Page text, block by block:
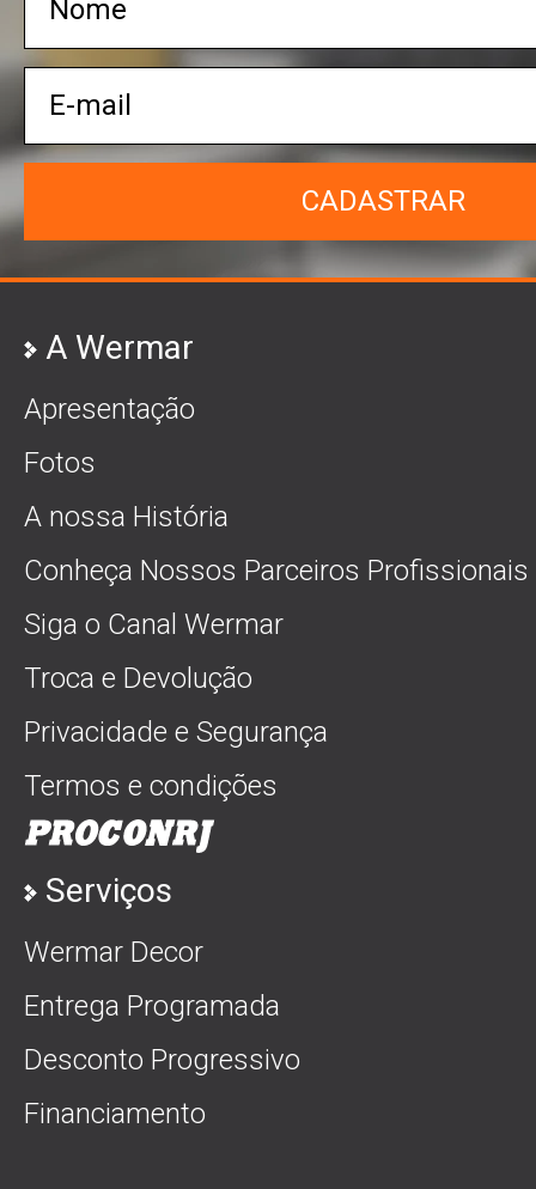
CADASTRAR
A Wermar
Apresentação
Fotos
A nossa História
Conheça Nossos Parceiros Profissionais
Siga o Canal Wermar
Troca e Devolução
Privacidade e Segurança
Termos e condições
Serviços
Wermar Decor
Entrega Programada
Desconto Progressivo
Financiamento